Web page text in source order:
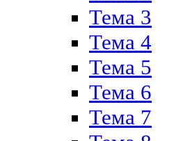
Тема 3
Тема 4
Тема 5
Тема 6
Тема 7